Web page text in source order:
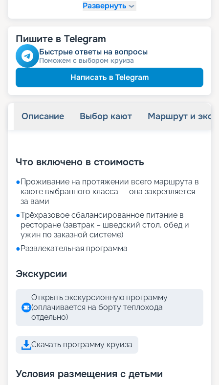
Развернуть
Пишите в Telegram
Быстрые ответы на вопросы
Поможем с выбором круиза
Написать в Telegram
Описание Выбор кают Маршрут и
Что включено в стоимость
●Проживание на протяжении всего маршрута в
каюте выбранного класса — она закрепляется
за вами
●Трёхразовое сбалансированное питание в
ресторане (завтрак – шведский стол, обед и
ужин по заказной системе)
●Развлекательная программа
Экскурсии
Открыть экскурсионную программу
(оплачивается на борту теплохода
отдельно)
Скачать программу круиза
Условия размещения с детьми